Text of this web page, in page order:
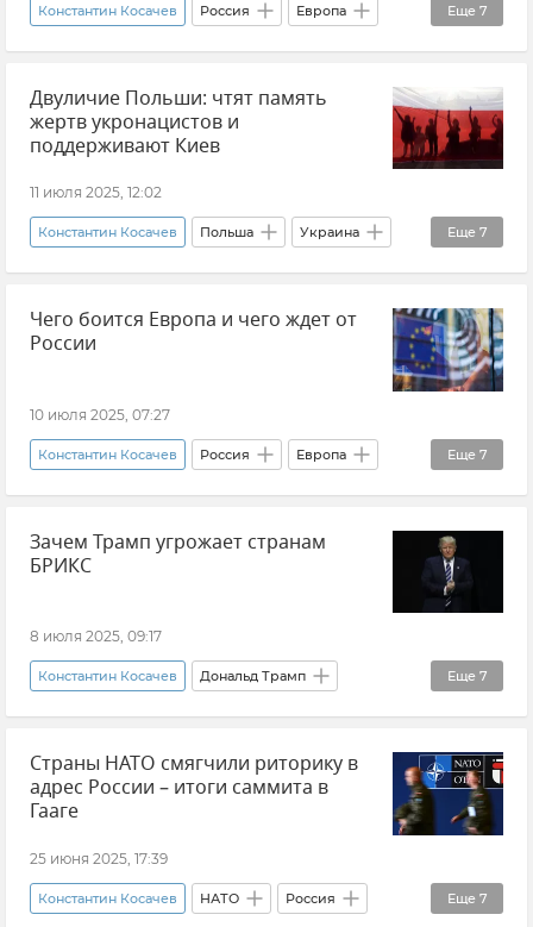
Еще 7
Константин Косачев Россия Европа
НАТО Безопасность В мире
Мнения Политика Внешняя политика
Новости
Двуличие Польши: чтят память
жертв укронацистов и
поддерживают Киев
11 июля 2025, 12:02
Еще 7
Константин Косачев Польша Украина
Волынская резня История Политика
Новости СВО В мире Новости
Чего боится Европа и чего ждет от
России
10 июля 2025, 07:27
Еще 7
Константин Косачев Россия Европа
Коллективный Запад Политика
Внешняя политика Безопасность
Зачем Трамп угрожает странам
БРИКС
8 июля 2025, 09:17
Еще 7
Константин Косачев Дональд Трамп
Мнения Торговля Внешняя торговля
БРИКС Торговые войны США
Политика
Страны НАТО смягчили риторику в
адрес России – итоги саммита в
Гааге
25 июня 2025, 17:39
Еще 7
Константин Косачев НАТО Россия